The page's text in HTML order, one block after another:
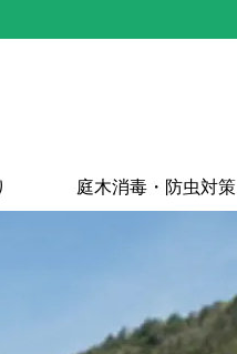
庭木消毒・防虫対策